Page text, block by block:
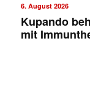
6. August 2026
Kupando
mit